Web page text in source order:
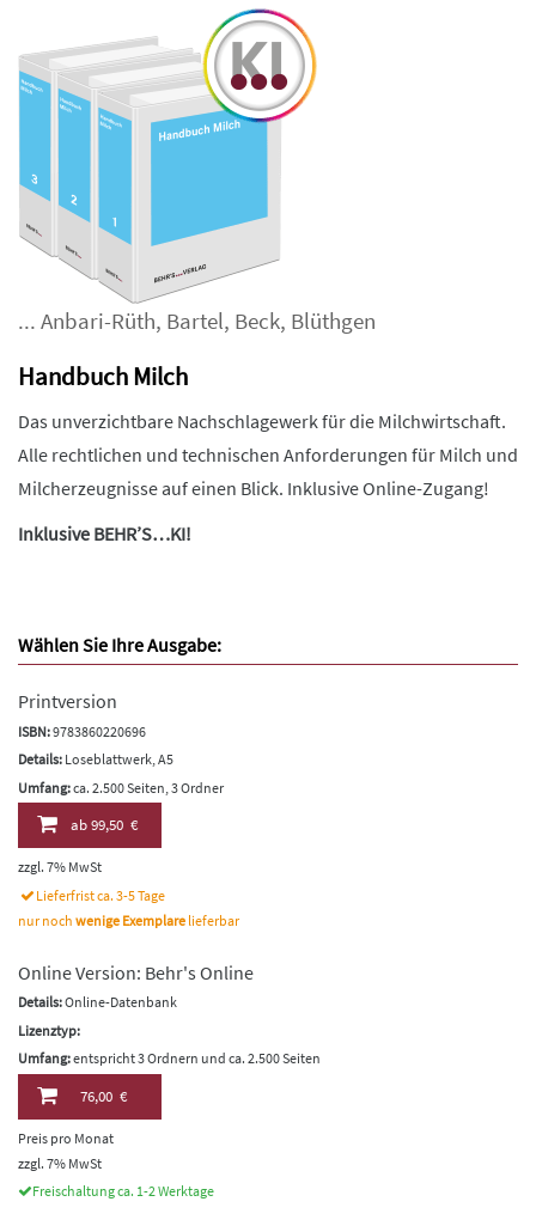
... Anbari-Rüth, Bartel, Beck, Blüthgen
Handbuch Milch
Das unverzichtbare Nachschlagewerk für die Milchwirtschaft.
Alle rechtlichen und technischen Anforderungen für Milch und
Milcherzeugnisse auf einen Blick. Inklusive Online-Zugang!
Inklusive BEHR’S…KI!
Wählen Sie Ihre Ausgabe:
Printversion
ISBN:9783860220696
Details: Loseblattwerk, A5
Umfang:ca. 2.500 Seiten, 3 Ordner
ab99,50 €
zzgl. 7% MwSt
Lieferfrist ca. 3-5 Tage
nur noch wenige Exemplare lieferbar
Online Version: Behr's Online
Details:Online-Datenbank
Lizenztyp:
Umfang:entspricht 3 Ordnern und ca. 2.500 Seiten
76,00 €
Preis pro Monat
zzgl. 7% MwSt
Freischaltung ca. 1-2 Werktage